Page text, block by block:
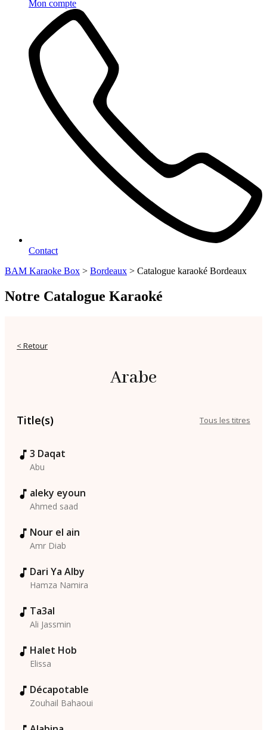
Mon compte
Contact
BAM Karaoke Box > Bordeaux > Catalogue karaoké Bordeaux
Notre Catalogue Karaoké
< Retour
Arabe
Title(s) Tous les titres
3 Daqat
Abu
aleky eyoun
Ahmed saad
Nour el ain
Amr Diab
Dari Ya Alby
Hamza Namira
Ta3al
Ali Jassmin
Halet Hob
Elissa
Décapotable
Zouhail Bahaoui